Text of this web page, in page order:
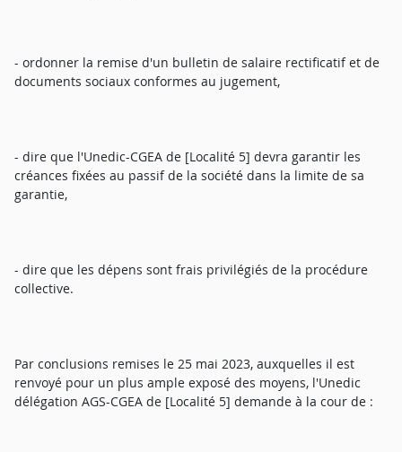
- ordonner la remise d'un bulletin de salaire rectificatif et de
documents sociaux conformes au jugement,
- dire que l'Unedic-CGEA de [Localité 5] devra garantir les
créances fixées au passif de la société dans la limite de sa
garantie,
- dire que les dépens sont frais privilégiés de la procédure
collective.
Par conclusions remises le 25 mai 2023, auxquelles il est
renvoyé pour un plus ample exposé des moyens, l'Unedic
délégation AGS-CGEA de [Localité 5] demande à la cour de :